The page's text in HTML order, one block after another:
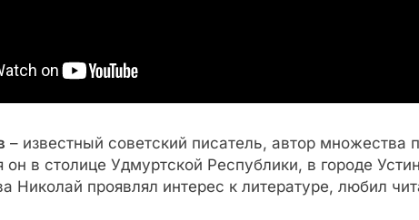
– известный советский писатель, автор множества
он в столице Удмуртской Республики, в городе
Николай проявлял интерес к литературе, любил